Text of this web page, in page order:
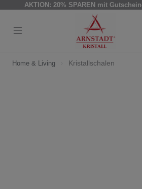
AKTION: 20% SPAREN mit
Home & Living Kristallschalen